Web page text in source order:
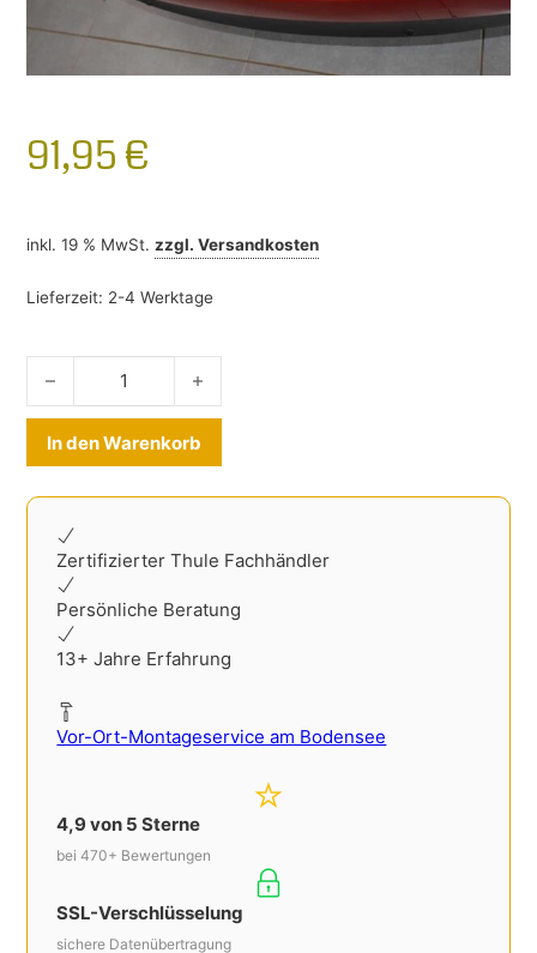
91,95 €
inkl. 19 % MwSt. zzgl.Versandkosten
Lieferzeit: 2-4 Werktage
Ladekantenschutz Mazda 6 ab 2012- Edelstahl Menge
In den Warenkorb
Zertifizierter Thule Fachhändler
Persönliche Beratung
13+ Jahre Erfahrung
Vor-Ort-Montageservice am Bodensee
4,9 von 5 Sterne
bei 470+ Bewertungen
SSL-Verschlüsselung
sichere Datenübertragung